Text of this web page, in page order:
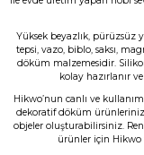
Taş tozu çok iyi kusursuz
ediliyor sevkiyat hızlı
B... A... | 03/06/2026
Memnun kaldım, Ürün
N... E... | 01/06/2026
Yüksek beyazlık, pürüzsüz
tepsi, vazo, biblo, saksı,
döküm malzemesidir.
kolay hazırlanır
Hikwo’nun canlı ve
dekoratif döküm
objeler oluşturabilirsiniz.
ürünler için Hikwo